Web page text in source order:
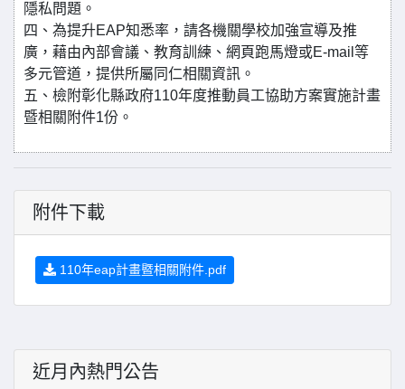
隱私問題。
四、為提升EAP知悉率，請各機關學校加強宣導及推
廣，藉由內部會議、教育訓練、網頁跑馬燈或E-mail等
多元管道，提供所屬同仁相關資訊。
五、檢附彰化縣政府110年度推動員工協助方案實施計畫
暨相關附件1份。
附件下載
110年eap計畫暨相關附件.pdf
近月內熱門公告